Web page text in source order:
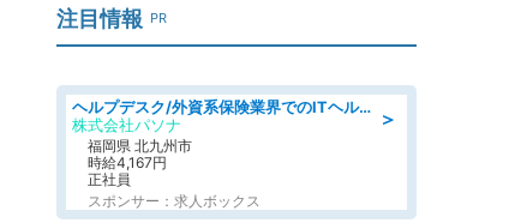
注目情報 PR
＞
ヘルプデスク/外資系保険業界でのITヘルプデスク業務/駅近/即日勤務可/ヘルプデスク
株式会社パソナ
福岡県 北九州市
時給4,167円
正社員
スポンサー：求人ボックス